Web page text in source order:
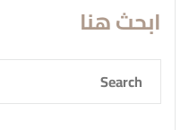
ابحث هنا